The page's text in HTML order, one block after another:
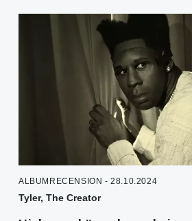
ALBUMRECENSION - 28.10.2024
Tyler, The Creator